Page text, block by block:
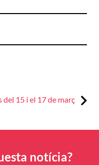
del 15 i el 17 de març
notícia?